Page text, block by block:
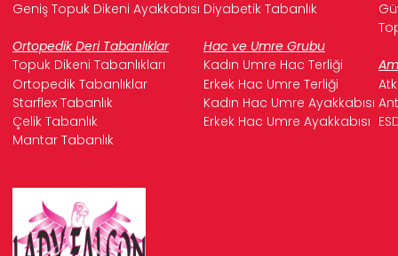
Geniş Topuk Dikeni Ayakkabısı Diyabetik Tabanlık
Ortopedik Deri Tabanlıklar
Hac ve Umre Grubu
Topuk Dikeni Tabanlıkları
Kadın Umre Hac Terliği
Ortopedik Tabanlıklar
Erkek Hac Umre Terliği
Starflex Tabanlık
Kadın Hac Umre Ayakkabısı
Çelik Tabanlık
Erkek Hac Umre Ayakkabısı
Mantar Tabanlık